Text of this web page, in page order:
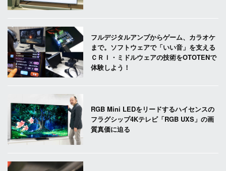
フルデジタルアンプからゲーム、カラオケ
まで。ソフトウェアで「いい音」を支える
ＣＲＩ・ミドルウェアの技術をOTOTENで
体験しよう！
RGB Mini LEDをリードするハイセンスの
フラグシップ4Kテレビ「RGB UXS」の画
質真価に迫る